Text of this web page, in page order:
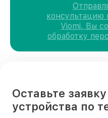
консультацию
Viomi, Вы
обработку
Оставьте
устройства по